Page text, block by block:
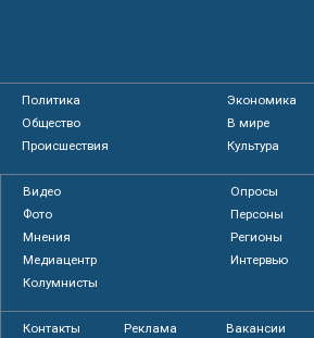
Политика
Экономика
Общество
В мире
Происшествия
Культура
Видео
Опросы
Фото
Персоны
Мнения
Регионы
Медиацентр
Интервью
Колумнисты
Контакты Реклама Вакансии